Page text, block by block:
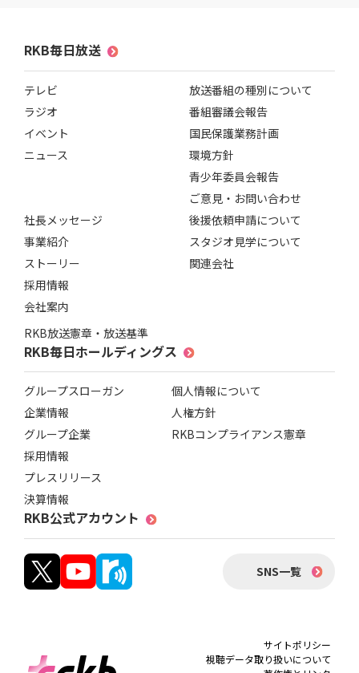
RKB毎日放送
テレビ
ラジオ
イベント
ニュース
社長メッセージ
事業紹介
ストーリー
採用情報
会社案内
RKB放送憲章・放送基準
放送番組の種別について
番組審議会報告
国民保護業務計画
環境方針
青少年委員会報告
ご意見・お問い合わせ
後援依頼申請について
スタジオ見学について
関連会社
RKB毎日ホールディングス
グループスローガン
企業情報
グループ企業
採用情報
プレスリリース
決算情報
個人情報について
人権方針
RKBコンプライアンス憲章
RKB公式アカウント
SNS一覧
サイトポリシー
視聴データ取り扱いについて